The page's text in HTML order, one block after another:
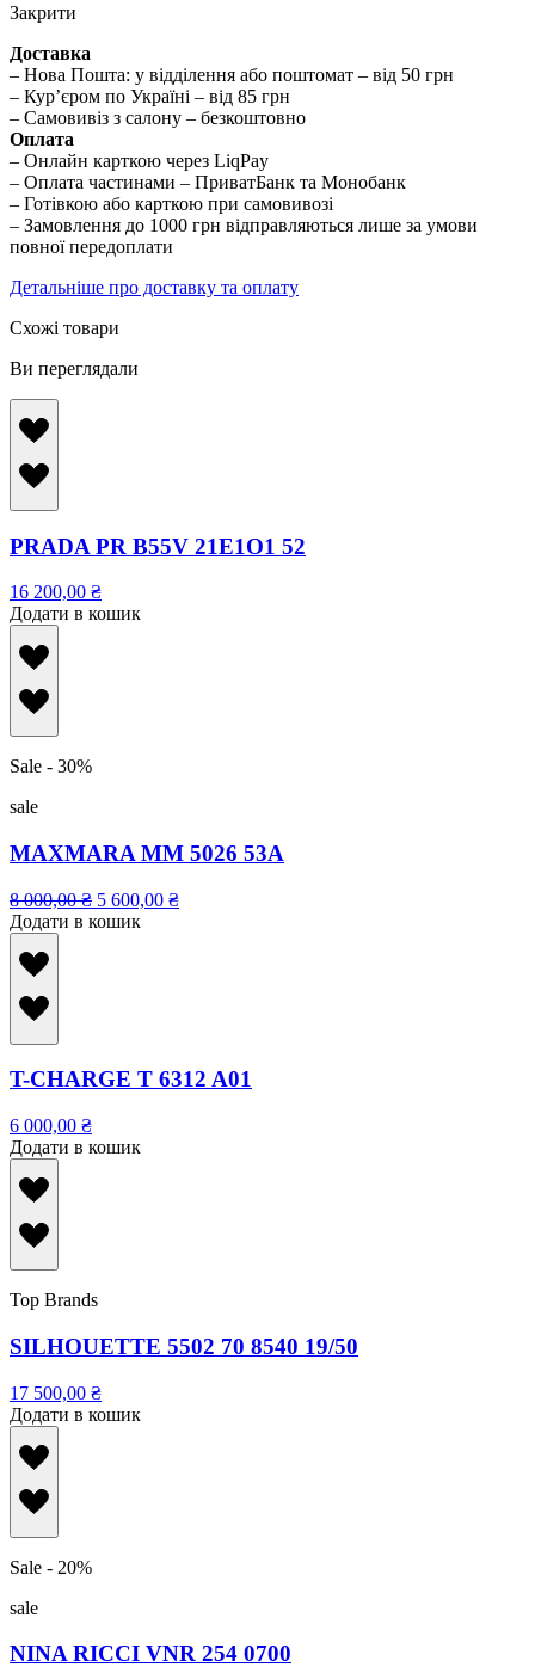
Закрити
Доставка
– Нова Пошта: у відділення або поштомат – від 50 грн
– Кур’єром по Україні – від 85 грн
– Самовивіз з салону – безкоштовно
Оплата
– Онлайн карткою через LiqPay
– Оплата частинами – ПриватБанк та Монобанк
– Готівкою або карткою при самовивозі
– Замовлення до 1000 грн відправляються лише за умови
повної передоплати
Детальніше про доставку та оплату
Схожі товари
Ви переглядали
PRADA PR B55V 21E1O1 52
16 200,00 ₴
Додати в кошик
Sale - 30%
sale
MAXMARA MM 5026 53A
8 000,00₴ 5 600,00 ₴
Додати в кошик
T-CHARGE T 6312 A01
6 000,00 ₴
Додати в кошик
Top Brands
SILHOUETTE 5502 70 8540 19/50
17 500,00 ₴
Додати в кошик
Sale - 20%
sale
NINA RICCI VNR 254 0700